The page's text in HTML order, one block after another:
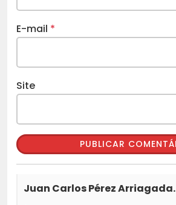
E-mail *
Site
Juan Carlos Pérez Arriagada.